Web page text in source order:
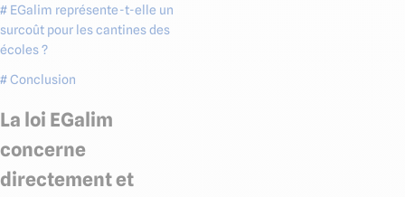
# EGalim représente-t-elle un
surcoût pour les cantines des
écoles ?
# Conclusion
La loi EGalim
concerne
directement et